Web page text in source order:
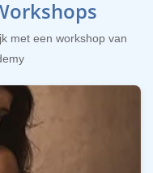
met een workshop van